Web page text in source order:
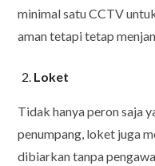
minimal satu CCTV
aman tetapi tetap
Loket
Tidak hanya peron saja
penumpang, loket juga
dibiarkan tanpa